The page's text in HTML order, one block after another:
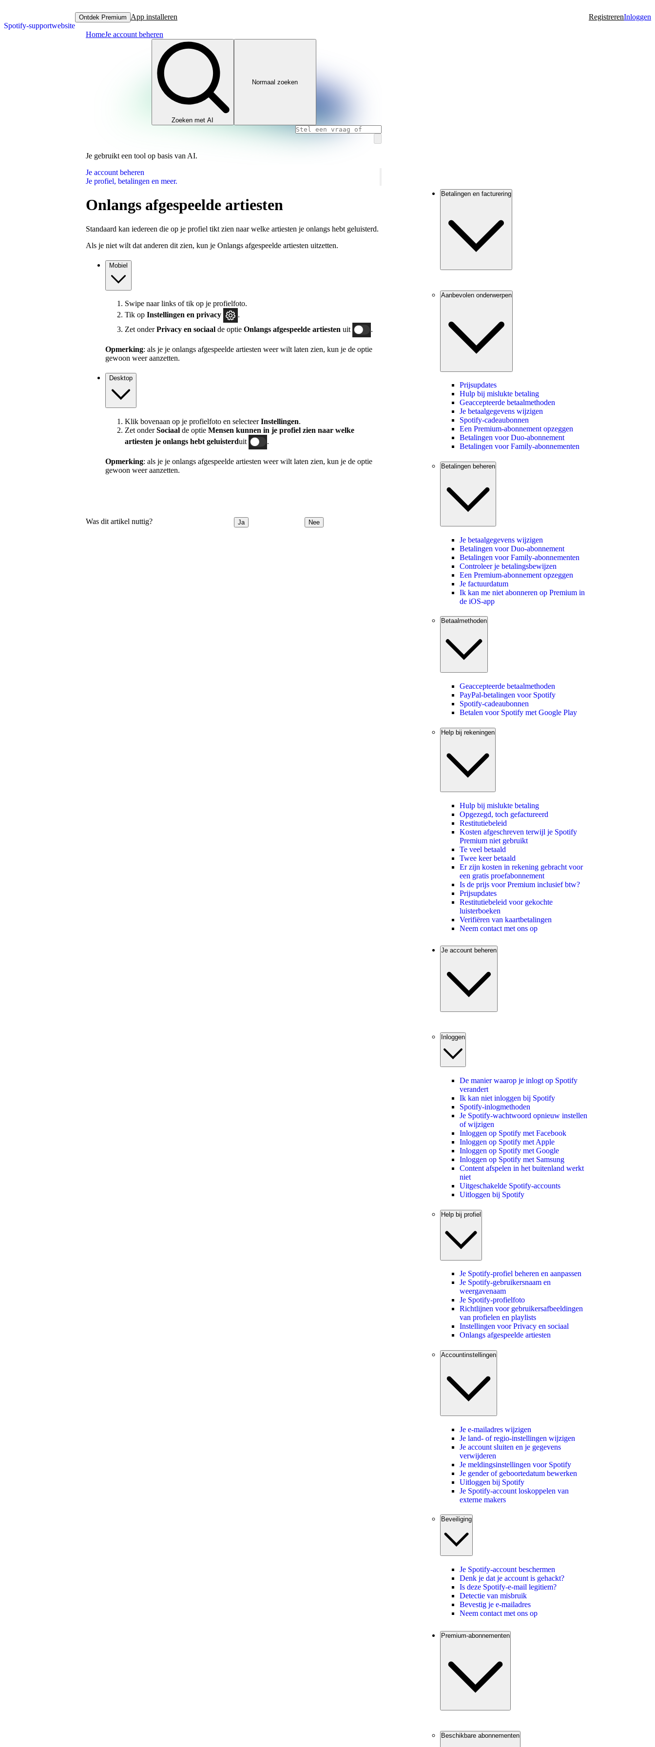
Spotify-supportwebsite
Ontdek Premium App installeren RegistrerenInloggen
HomeJe account beheren
Zoeken met AI
Normaal zoeken
Je gebruikt een tool op basis van AI.
Je account beheren
Je profiel, betalingen en meer.
Onlangs afgespeelde artiesten
Standaard kan iedereen die op je profiel tikt zien naar welke artiesten je onlangs hebt geluisterd.
Als je niet wilt dat anderen dit zien, kun je Onlangs afgespeelde artiesten uitzetten.
Mobiel
Swipe naar links of tik op je profielfoto.
Tik op Instellingen en privacy
.
Zet onderPrivacy en sociaal de optie Onlangs afgespeelde artiesten uit .
Opmerking: als je je onlangs afgespeelde artiesten weer wilt laten zien, kun je de optie
gewoon weer aanzetten.
Desktop
Klik bovenaan op je profielfoto en selecteerInstellingen.
Zet onderSociaal de optie Mensen kunnen in je profiel zien naar welke
artiesten je onlangs hebt geluisterduit .
Opmerking: als je je onlangs afgespeelde artiesten weer wilt laten zien, kun je de optie
gewoon weer aanzetten.
Was dit artikel nuttig? Ja Nee
Betalingen en facturering
Aanbevolen onderwerpen
Prijsupdates
Hulp bij mislukte betaling
Geaccepteerde betaalmethoden
Je betaalgegevens wijzigen
Spotify-cadeaubonnen
Een Premium-abonnement opzeggen
Betalingen voor Duo-abonnement
Betalingen voor Family-abonnementen
Betalingen beheren
Je betaalgegevens wijzigen
Betalingen voor Duo-abonnement
Betalingen voor Family-abonnementen
Controleer je betalingsbewijzen
Een Premium-abonnement opzeggen
Je factuurdatum
Ik kan me niet abonneren op Premium in
de iOS-app
Betaalmethoden
Geaccepteerde betaalmethoden
PayPal-betalingen voor Spotify
Spotify-cadeaubonnen
Betalen voor Spotify met Google Play
Help bij rekeningen
Hulp bij mislukte betaling
Opgezegd, toch gefactureerd
Restitutiebeleid
Kosten afgeschreven terwijl je Spotify
Premium niet gebruikt
Te veel betaald
Twee keer betaald
Er zijn kosten in rekening gebracht voor
een gratis proefabonnement
Is de prijs voor Premium inclusief btw?
Prijsupdates
Restitutiebeleid voor gekochte
luisterboeken
Verifiëren van kaartbetalingen
Neem contact met ons op
Je account beheren
Inloggen
De manier waarop je inlogt op Spotify
verandert
Ik kan niet inloggen bij Spotify
Spotify-inlogmethoden
Je Spotify-wachtwoord opnieuw instellen
of wijzigen
Inloggen op Spotify met Facebook
Inloggen op Spotify met Apple
Inloggen op Spotify met Google
Inloggen op Spotify met Samsung
Content afspelen in het buitenland werkt
niet
Uitgeschakelde Spotify-accounts
Uitloggen bij Spotify
Help bij profiel
Je Spotify-profiel beheren en aanpassen
Je Spotify-gebruikersnaam en
weergavenaam
Je Spotify-profielfoto
Richtlijnen voor gebruikersafbeeldingen
van profielen en playlists
Instellingen voor Privacy en sociaal
Onlangs afgespeelde artiesten
Accountinstellingen
Je e-mailadres wijzigen
Je land- of regio-instellingen wijzigen
Je account sluiten en je gegevens
verwijderen
Je meldingsinstellingen voor Spotify
Je gender of geboortedatum bewerken
Uitloggen bij Spotify
Je Spotify-account loskoppelen van
externe makers
Beveiliging
Je Spotify-account beschermen
Denk je dat je account is gehackt?
Is deze Spotify-e-mail legitiem?
Detectie van misbruik
Bevestig je e-mailadres
Neem contact met ons op
Premium-abonnementen
Beschikbare abonnementen